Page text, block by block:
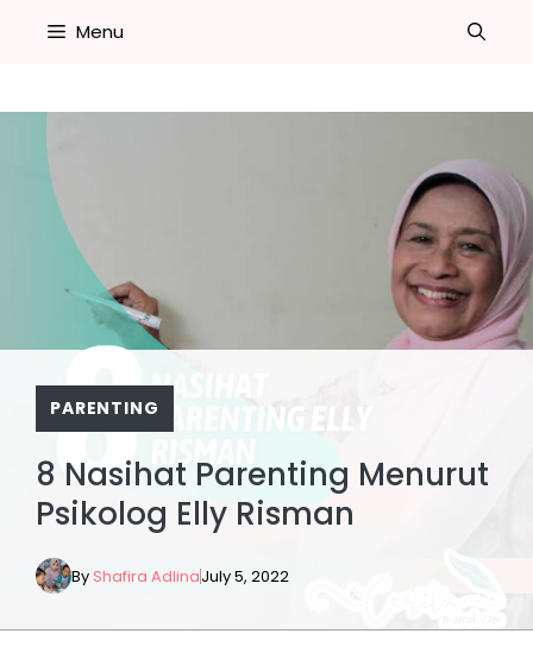
Menu
PARENTING
8 Nasihat Parenting Menurut
Psikolog Elly Risman
By Shafira AdlinaJuly 5, 2022